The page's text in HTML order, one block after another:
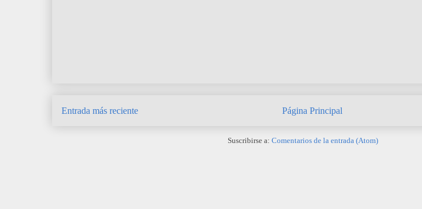
Entrada más reciente Página Principal
Suscribirse a: Comentarios de la entrada (Atom)